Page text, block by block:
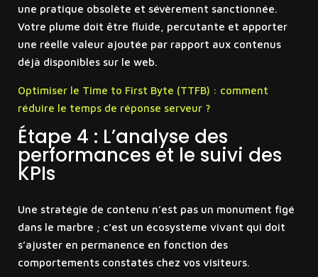
une pratique obsolète et sévèrement sanctionnée.
Votre plume doit être fluide, percutante et apporter
une réelle valeur ajoutée par rapport aux contenus
déjà disponibles sur le web.
Optimiser le Time to First Byte (TTFB) : comment
réduire le temps de réponse serveur ?
Étape 4 : L’analyse des
performances et le suivi des
KPIs
Une stratégie de contenu n’est pas un monument figé
dans le marbre ; c’est un écosystème vivant qui doit
s’ajuster en permanence en fonction des
comportements constatés chez vos visiteurs.